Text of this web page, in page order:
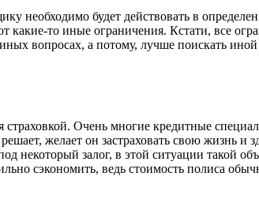
необходимо будет действовать в
какие-то иные ограничения. Кстати, все
вопросах, а потому, лучше поискать иной
Очень многие кредитные
желает он застраховать свою жизнь
некоторый залог, в этой ситуации такой
сэкономить, ведь стоимость полиса